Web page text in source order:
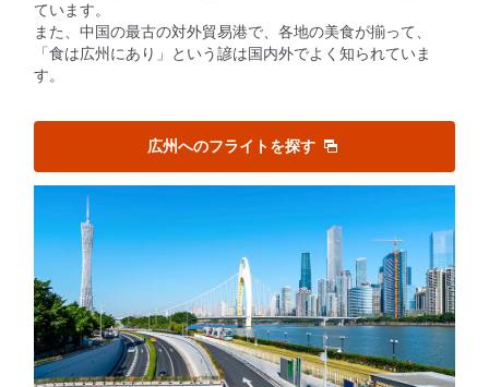
ています。
また、中国の最古の対外貿易港で、各地の美食が揃って、
「食は広州にあり」という諺は国内外でよく知られていま
す。
広州へのフライトを探す